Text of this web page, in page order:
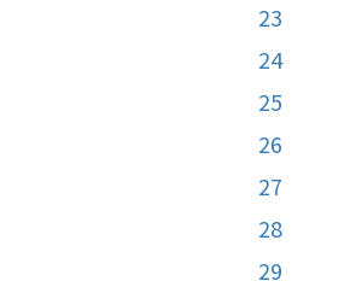
23
24
25
26
27
28
29